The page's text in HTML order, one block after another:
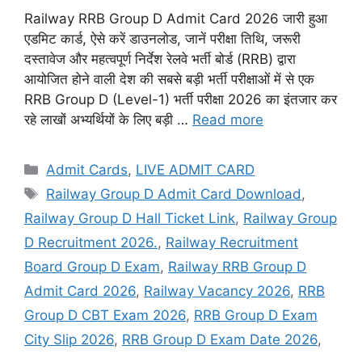
Railway RRB Group D Admit Card 2026 जारी हुआ
एडमिट कार्ड, ऐसे करें डाउनलोड, जानें परीक्षा तिथि, जरूरी
दस्तावेज और महत्वपूर्ण निर्देश रेलवे भर्ती बोर्ड (RRB) द्वारा
आयोजित होने वाली देश की सबसे बड़ी भर्ती परीक्षाओं में से एक
RRB Group D (Level-1) भर्ती परीक्षा 2026 का इंतजार कर
रहे लाखों अभ्यर्थियों के लिए बड़ी … Read more
Admit Cards, LIVE ADMIT CARD
Railway Group D Admit Card Download ,
Railway Group D Hall Ticket Link, Railway Group
D Recruitment 2026., Railway Recruitment
Board Group D Exam, Railway RRB Group D
Admit Card 2026, Railway Vacancy 2026, RRB
Group D CBT Exam 2026, RRB Group D Exam
City Slip 2026, RRB Group D Exam Date 2026,